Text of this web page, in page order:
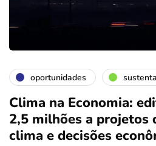
oportunidades
Clima na Economia:
2,5 milhões a projetos
clima e decisões